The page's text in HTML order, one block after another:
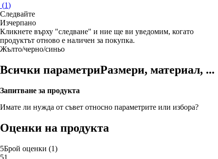
(1)
Следвайте
Изчерпанo
Кликнете върху "следване" и ние ще ви уведомим, когато
продуктът отново е наличен за покупка.
Жълто/черно/синьо
Всички параметриРазмери, материал, ...
Запитване за продукта
Имате ли нужда от съвет относно параметрите или избора?
Оценки на продукта
5Брой оценки (1)
51